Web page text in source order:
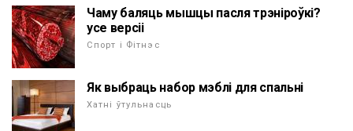
Чаму баляць мышцы пасля трэніроўкі?
усе версіі
Спорт і Фітнэс
Як выбраць набор мэблі для спальні
Хатні ўтульнасць